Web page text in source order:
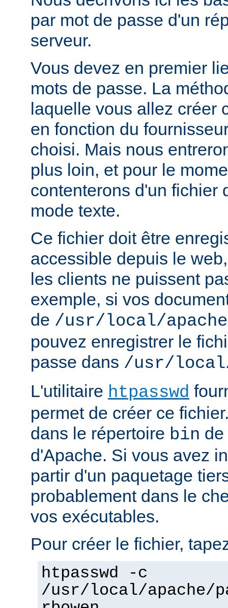
par mot de passe d'un
serveur.
Vous devez en premier
mots de passe. La
laquelle vous allez créer
en fonction du
choisi. Mais nous
plus loin, et pour le
contenterons d'un fichier
mode texte.
Ce fichier doit être
accessible depuis le
les clients ne puissent
exemple, si vos
de /usr/local/
pouvez enregistrer le
passe dans /usr/local/
L'utilitaire htpasswd
permet de créer ce
dans le répertoire bin
d'Apache. Si vous avez
partir d'un paquetage
probablement dans le
vos exécutables.
Pour créer le fichier,
htpasswd -c
/usr/local/apache/